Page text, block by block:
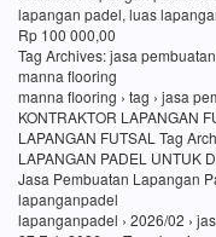
lapangan padel, luas
Rp 100 000,00
Tag Archives: jasa
manna flooring
manna flooring › tag › jasa
KONTRAKTOR LAPANGAN
LAPANGAN FUTSAL Tag
LAPANGAN PADEL UNTUK
Jasa Pembuatan Lapangan
lapanganpadel
lapanganpadel › 2026/02 ›